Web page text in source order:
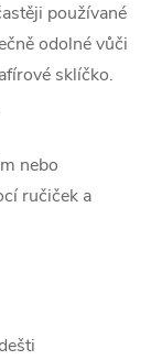
používané
odolné vůči
sklíčko.
nebo
ručiček a